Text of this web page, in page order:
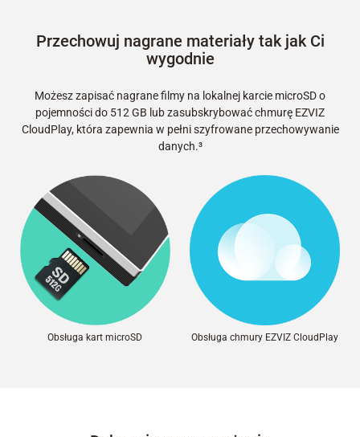
Przechowuj nagrane materiały tak jak Ci
wygodnie
Możesz zapisać nagrane filmy na lokalnej karcie microSD o
pojemności do 512 GB lub zasubskrybować chmurę EZVIZ
CloudPlay, która zapewnia w pełni szyfrowane przechowywanie
danych.³
Obsługa kart microSD Obsługa chmury EZVIZ CloudPlay